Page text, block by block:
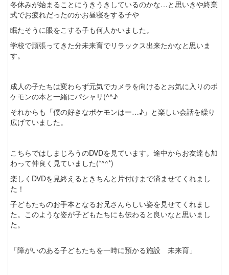
冬休みが始まることにうきうきしているのかな…と思いきや終業
式でお疲れだったのかお昼寝をする子や
眠たそうに眼をこする子も何人かいました。
学校で頑張ってきた分未来育でリラックス出来たかなと思いま
す。
成人の子たちは変わらず元気でカメラを向けるとお気に入りのポ
ケモンの本と一緒にパシャリ(^^♪
それからも「僕の好きなポケモンはー…♪」と楽しい会話を繰り
広げていました。
こちらではしまじろうのDVDを見ています。途中からお友達も加
わって仲良く見ていました(*^^*)
楽しくDVDを見終えるときちんと片付けまで済ませてくれまし
た！
子どもたちのお手本となるお兄さんらしい姿を見せてくれまし
た。このような姿が子どもたちにも伝わると良いなと思いまし
た。
「障がいのある子どもたちを一時に預かる施設 未来育」